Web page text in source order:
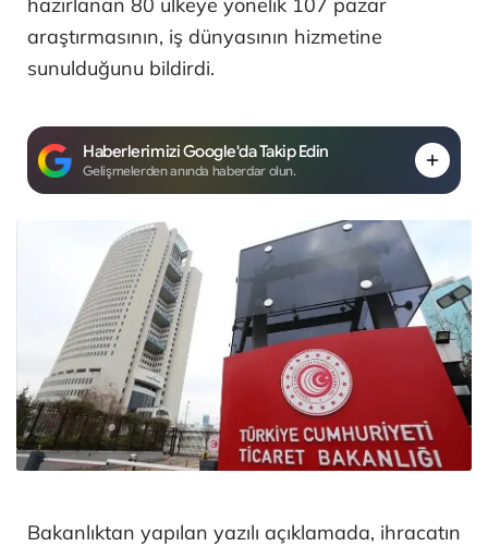
hazırlanan 80 ülkeye yönelik 107 pazar
araştırmasının, iş dünyasının hizmetine
sunulduğunu bildirdi.
Haberlerimizi Google'da Takip Edin
Gelişmelerden anında haberdar olun.
Bakanlıktan yapılan yazılı açıklamada, ihracatın